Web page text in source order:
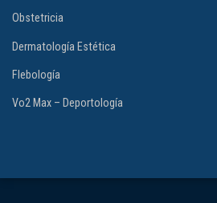
Obstetricia
Dermatología Estética
Flebología
Vo2 Max – Deportología